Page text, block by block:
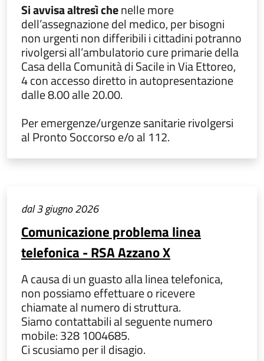
Si avvisa altresì chenelle more
dell’assegnazione del medico, per bisogni
non urgenti non differibili i cittadini potranno
rivolgersi all’ambulatorio cure primarie della
Casa della Comunità di Sacile in Via Ettoreo,
4 con accesso diretto in autopresentazione
dalle 8.00 alle 20.00.
Per emergenze/urgenze sanitarie rivolgersi
al Pronto Soccorso e/o al 112.
dal 3 giugno 2026
Comunicazione problema linea
telefonica - RSA Azzano X
A causa di un guasto alla linea telefonica,
non possiamo effettuare o ricevere
chiamate al numero di struttura.
Siamo contattabili al seguente numero
mobile: 328 1004685.
Ci scusiamo per il disagio.